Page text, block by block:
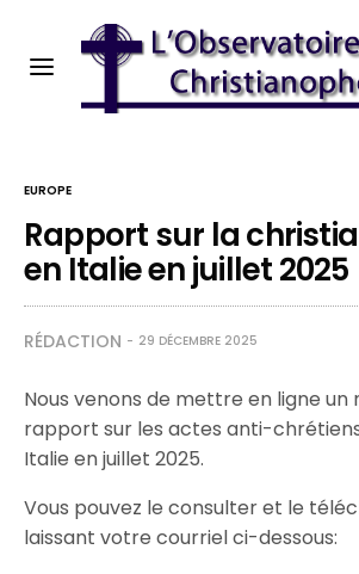
EUROPE
Rapport sur la
en Italie en juillet 2025
RÉDACTION 29 DÉCEMBRE 2025
Nous venons de mettre en ligne un
rapport sur les actes anti-
Italie en juillet 2025.
Vous pouvez le consulter et le
laissant votre courriel ci-dessous: